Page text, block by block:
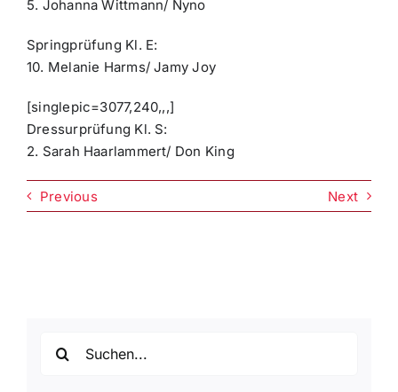
5. Johanna Wittmann/ Nyno
Springprüfung Kl. E:
10. Melanie Harms/ Jamy Joy
[singlepic=3077,240,,,]
Dressurprüfung Kl. S:
2. Sarah Haarlammert/ Don King
Previous Next
nach: